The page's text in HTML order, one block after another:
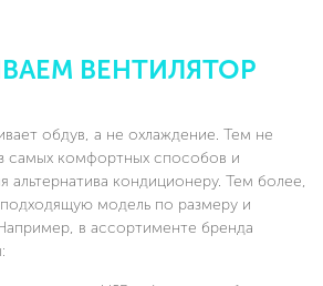
ВЕНТИЛЯТОР
обдув, а не охлаждение. Тем не
самых комфортных способов и
альтернатива кондиционеру. Тем более,
модель по размеру и
в ассортименте бренда